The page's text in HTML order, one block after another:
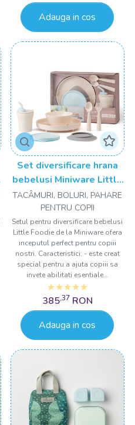
Adauga in cos
Set diversificare hrana
bebelusi Miniware Little
Foodie, 100% din
materiale naturale
biodegradabile, 6 piese,
Vanilla Aqua
TACÂMURI, BOLURI, PAHARE
PENTRU COPII
Setul pentru diversificare bebelusi
Little Foodie de la Miniware ofera
inceputul perfect pentru copiii
nostri. Caracteristici: - este creat
special pentru a ajuta copiii sa
invete abilitati esentiale...
385,37 RON
Adauga in cos